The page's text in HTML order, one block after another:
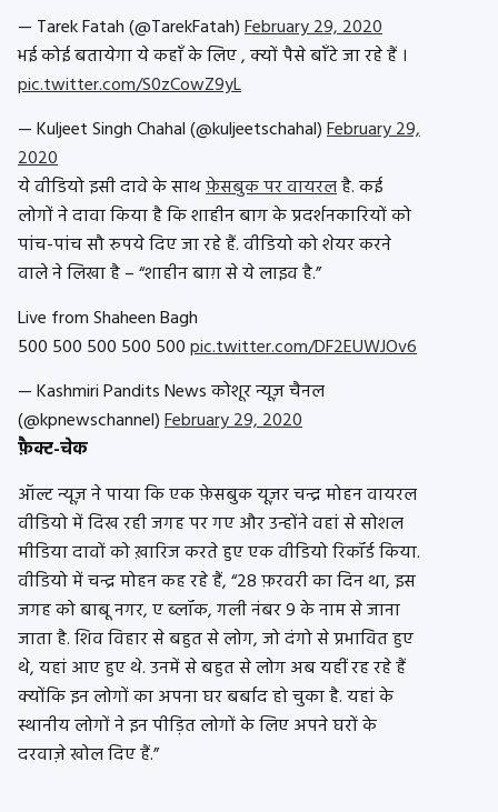
— Tarek Fatah (@TarekFatah)February 29, 2020
भई कोई बतायेगा ये कहाँ के लिए , क्यों पैसे बाँटे जा रहे हैं ।
pic.twitter.com/S0zCowZ9yL
— Kuljeet Singh Chahal (@kuljeetschahal)February 29,
2020
ये वीडियो इसी दावे के साथफ़ेसबुक पर वायरलहै. कई
लोगों ने दावा किया है कि शाहीन बाग के प्रदर्शनकारियों को
पांच-पांच सौ रुपये दिए जा रहे हैं. वीडियो को शेयर करने
वाले ने लिखा है – “शाहीन बाग़ से ये लाइव है.”
Live from Shaheen Bagh
500 500 500 500 500pic.twitter.com/DF2EUWJOv6
— Kashmiri Pandits News कोशूर न्यूज़ चैनल
(@kpnewschannel)February 29, 2020
फ़ैक्ट-चेक
ऑल्ट न्यूज़ ने पाया कि एक फ़ेसबुक यूज़र चन्द्र मोहन वायरल
वीडियो में दिख रही जगह पर गए और उन्होंने वहां से सोशल
मीडिया दावों को ख़ारिज करते हुए एक वीडियो रिकॉर्ड किया.
वीडियो में चन्द्र मोहन कह रहे हैं, “28 फ़रवरी का दिन था, इस
जगह को बाबू नगर, ए ब्लॉक, गली नंबर 9 के नाम से जाना
जाता है. शिव विहार से बहुत से लोग, जो दंगो से प्रभावित हुए
थे, यहां आए हुए थे. उनमें से बहुत से लोग अब यहीं रह रहे हैं
क्योंकि इन लोगों का अपना घर बर्बाद हो चुका है. यहां के
स्थानीय लोगों ने इन पीड़ित लोगों के लिए अपने घरों के
दरवाज़े खोल दिए हैं.”